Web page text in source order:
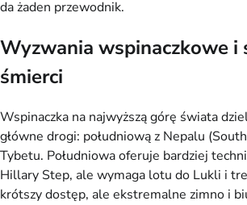
da żaden przewodnik.
Wyzwania wspinaczkowe i
śmierci
Wspinaczka na najwyższą górę świata
główne drogi: południową z Nepalu
Tybetu. Południowa oferuje bardziej
Hillary Step, ale wymaga lotu do Lukli i
krótszy dostęp, ale ekstremalne zimno i